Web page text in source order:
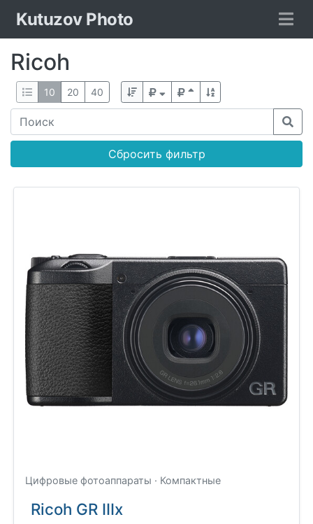
Kutuzov Photo
Ricoh
10 20 40
Сбросить фильтр
Цифровые фотоаппараты · Компактные
Ricoh GR IIIx